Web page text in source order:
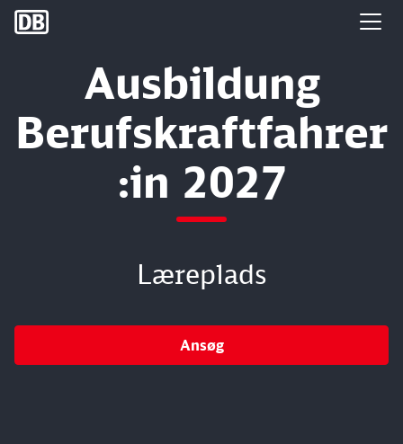
DB Group
Ausbildung
Berufskraftfahrer
:in 2027
Læreplads
Ansøg